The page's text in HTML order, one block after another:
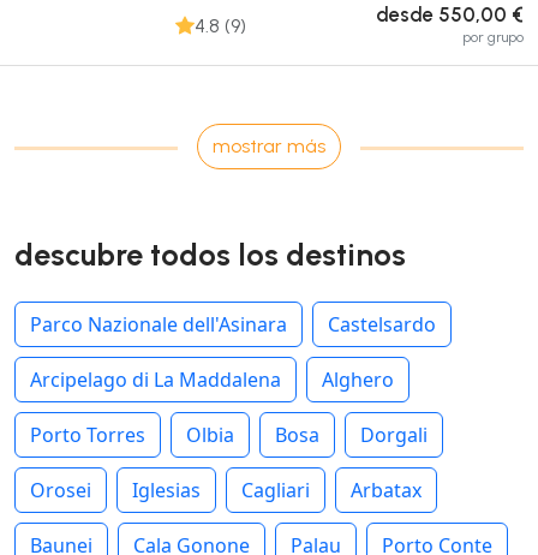
4.8 (9) desde 550,00 €
por grupo
mostrar más
descubre todos los destinos
Parco Nazionale dell'Asinara Castelsardo
Arcipelago di La Maddalena Alghero
Porto Torres Olbia Bosa Dorgali
Orosei Iglesias Cagliari Arbatax
Baunei Cala Gonone Palau Porto Conte